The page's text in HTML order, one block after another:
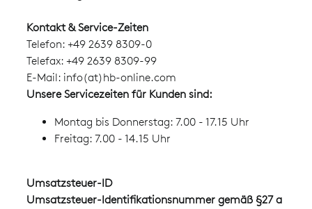
Kontakt & Service-Zeiten
Telefon: +49 2639 8309-0
Telefax: +49 2639 8309-99
E-Mail: info(at)hb-online.com
Unsere Servicezeiten für Kunden sind:
Montag bis Donnerstag: 7.00 - 17.15 Uhr
Freitag: 7.00 - 14.15 Uhr
Umsatzsteuer-ID
Umsatzsteuer-Identifikationsnummer gemäß §27 a